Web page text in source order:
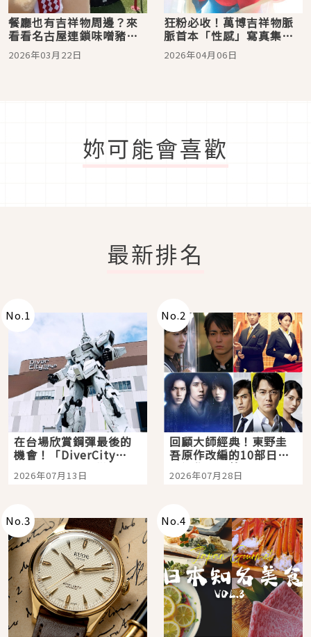
餐廳也有吉祥物周邊？來
看看名古屋連鎖味噌豬排
店「YABATON（矢場と
ん）」推出的豬豬周邊吧
2026年03月22日
狂粉必收！萬博吉祥物脈
脈首本「性感」寫真集《I
myaku you.》4月13日心
動登場
2026年04月06日
妳可能會喜歡
最新排名
No.1
在台場欣賞鋼彈最後的
機會！「DiverCity
Tokyo Plaza」搭船、
購物、美食及夜景，一
2026年07月13日
No.2
回顧大師經典！東野圭
吾原作改編的10部日本
影視作品推薦
2026年07月28日
No.3 No.4